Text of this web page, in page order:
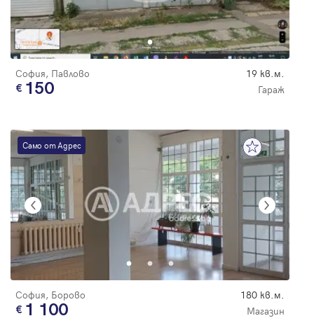
София, Павлово 19 кв.м.
150 Гараж
Само от Адрес
София, Борово 180 кв.м.
1 100 Магазин